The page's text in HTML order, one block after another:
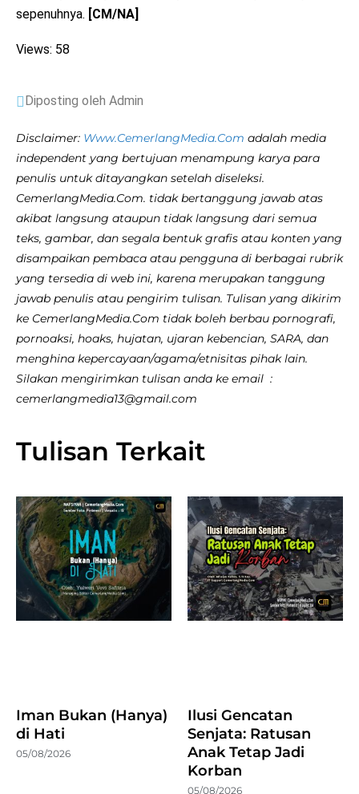
sepenuhnya. [CM/NA]
Views: 58
Diposting oleh Admin
Disclaimer: Www.CemerlangMedia.Com adalah media
independent yang bertujuan menampung karya para
penulis untuk ditayangkan setelah diseleksi.
CemerlangMedia.Com. tidak bertanggung jawab atas
akibat langsung ataupun tidak langsung dari semua
teks, gambar, dan segala bentuk grafis atau konten yang
disampaikan pembaca atau pengguna di berbagai rubrik
yang tersedia di web ini, karena merupakan tanggung
jawab penulis atau pengirim tulisan. Tulisan yang dikirim
ke CemerlangMedia.Com tidak boleh berbau pornografi,
pornoaksi, hoaks, hujatan, ujaran kebencian, SARA, dan
menghina kepercayaan/agama/etnisitas pihak lain.
Silakan mengirimkan tulisan anda ke email :
cemerlangmedia13@gmail.com
Tulisan Terkait
Iman Bukan (Hanya)
di Hati
05/08/2026
Ilusi Gencatan
Senjata: Ratusan
Anak Tetap Jadi
Korban
05/08/2026